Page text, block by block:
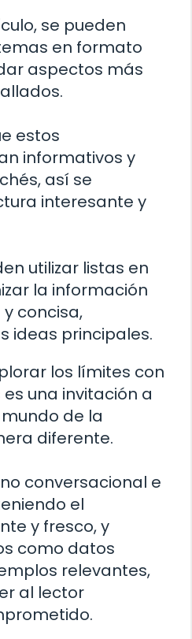
se pueden
en formato
aspectos más
estos
informativos y
así se
interesante y
utilizar listas en
la información
concisa,
ideas principales.
los límites con
una invitación a
de la
diferente.
conversacional e
el
y fresco, y
como datos
relevantes,
al lector